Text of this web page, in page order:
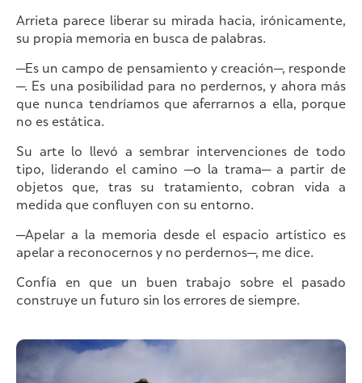
Arrieta parece liberar su mirada hacia, irónicamente,
su propia memoria en busca de palabras.
—Es un campo de pensamiento y creación—, responde
—. Es una posibilidad para no perdernos, y ahora más
que nunca tendríamos que aferrarnos a ella, porque
no es estática.
Su arte lo llevó a sembrar intervenciones de todo
tipo, liderando el camino —o la trama— a partir de
objetos que, tras su tratamiento, cobran vida a
medida que confluyen con su entorno.
—Apelar a la memoria desde el espacio artístico es
apelar a reconocernos y no perdernos—, me dice.
Confía en que un buen trabajo sobre el pasado
construye un futuro sin los errores de siempre.